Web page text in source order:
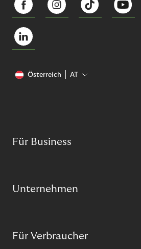
Österreich AT
Für Business
Unternehmen
Für Verbraucher